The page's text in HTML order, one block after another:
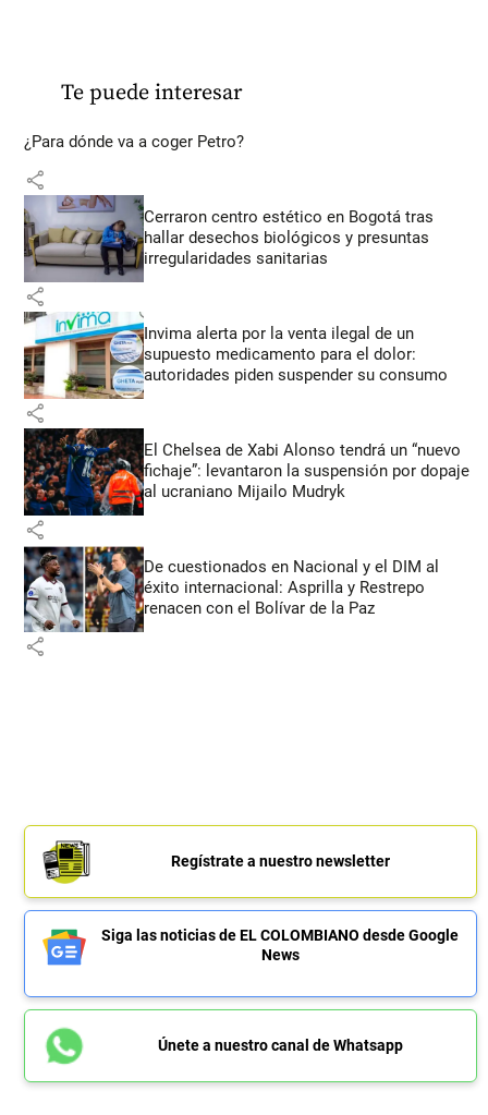
Te puede interesar
¿Para dónde va a coger Petro?
share
Cerraron centro estético en Bogotá tras
hallar desechos biológicos y presuntas
irregularidades sanitarias
share
Invima alerta por la venta ilegal de un
supuesto medicamento para el dolor:
autoridades piden suspender su consumo
share
El Chelsea de Xabi Alonso tendrá un “nuevo
fichaje”: levantaron la suspensión por dopaje
al ucraniano Mijailo Mudryk
share
De cuestionados en Nacional y el DIM al
éxito internacional: Asprilla y Restrepo
renacen con el Bolívar de la Paz
share
Regístrate a nuestro newsletter
Siga las noticias de EL COLOMBIANO desde Google
News
Únete a nuestro canal de Whatsapp